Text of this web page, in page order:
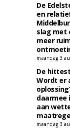
De
en
slag met
meer
maandag 3
De
Wordt er
daarmee
aan
maandag 3